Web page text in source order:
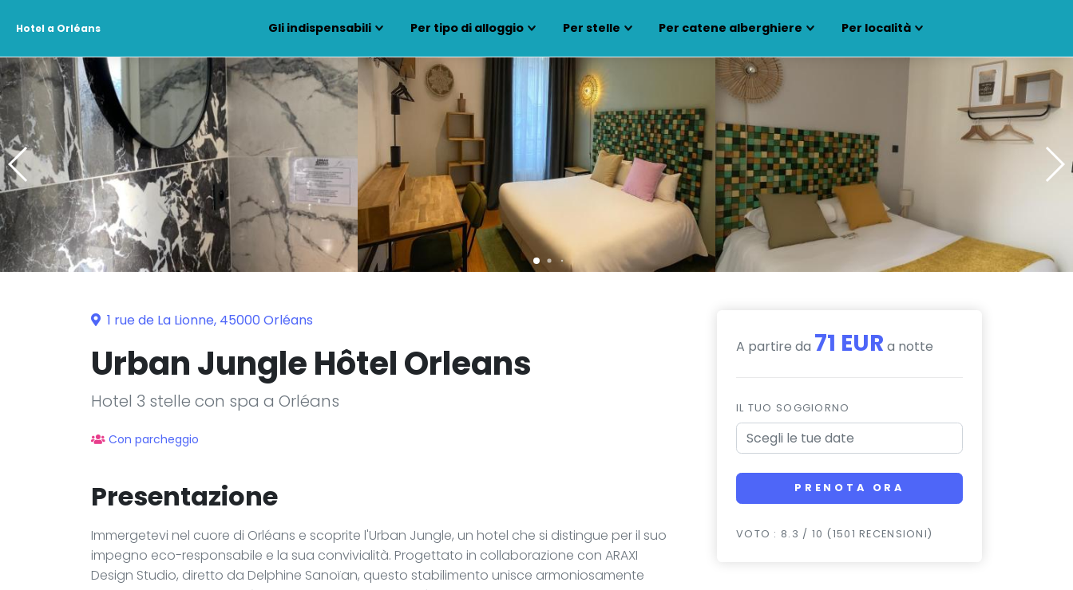
Hotel a Orléans Gli indispensabili Per tipo di alloggio Per stelle Per catene alberghiere Per località
1 rue de La Lionne, 45000 Orléans
Urban Jungle Hôtel Orleans
Hotel 3 stelle con spa a Orléans
Con parcheggio
Presentazione
Immergetevi nel cuore di Orléans e scoprite l'Urban Jungle, un hotel che si distingue per il suo
impegno eco-responsabile e la sua convivialità. Progettato in collaborazione con ARAXI
Design Studio, diretto da Delphine Sanoïan, questo stabilimento unisce armoniosamente
A partire da 71 EUR a notte
IL TUO SOGGIORNO
PRENOTA ORA
VOTO : 8.3 / 10 (1501 RECENSIONI)